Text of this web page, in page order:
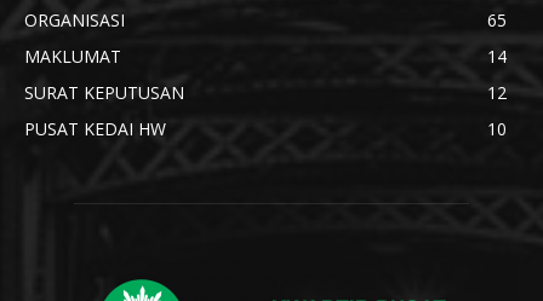
ORGANISASI
65
MAKLUMAT
14
SURAT KEPUTUSAN
12
PUSAT KEDAI HW
10